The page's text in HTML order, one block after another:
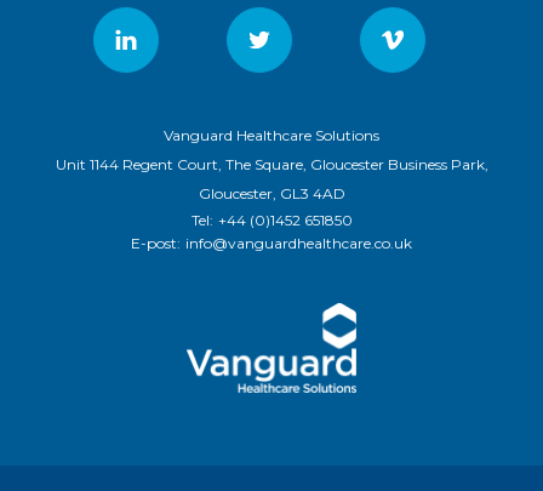
Vanguard Healthcare Solutions
Unit 1144 Regent Court, The Square, Gloucester Business Park,
Gloucester, GL3 4AD
Tel: +44 (0)1452 651850
E-post: info@vanguardhealthcare.co.uk